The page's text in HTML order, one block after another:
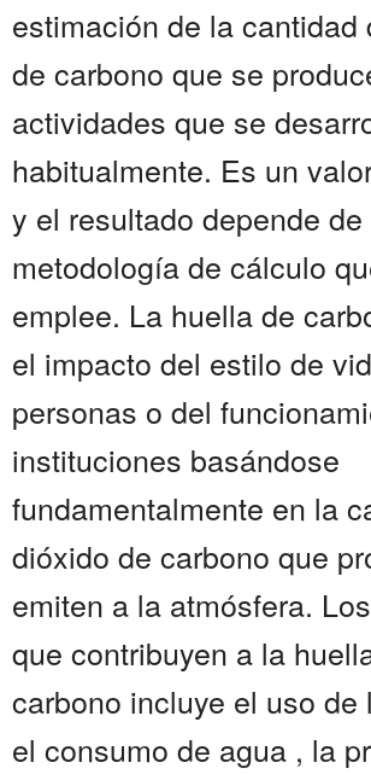
estimación de la cantidad
de carbono que se
actividades que se
habitualmente. Es un
y el resultado depende
metodología de cálculo
emplee. La huella de
el impacto del estilo de
personas o del
instituciones basándose
fundamentalmente en la
dióxido de carbono que
emiten a la atmósfera.
que contribuyen a la
carbono incluye el uso de
el consumo de agua , la